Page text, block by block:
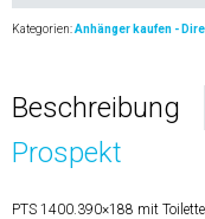
Kategorien:Anhänger kaufen -
Beschreibung
Prospekt
PTS 1400.390×188 mit